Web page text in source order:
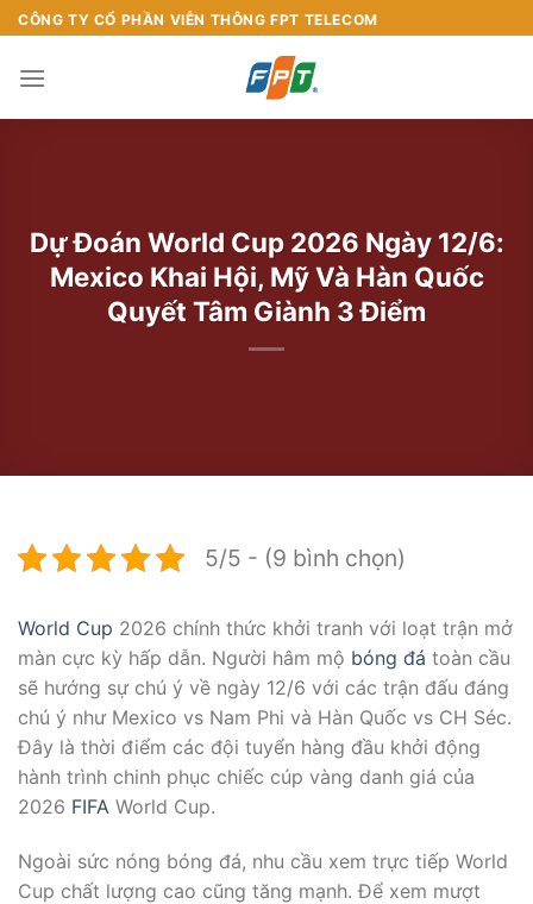
Chuyển
đến
nội
CÔNG TY CỔ PHẦN VIỄN THÔNG FPT TELECOM
Dự Đoán World Cup 2026 Ngày 12/6:
Mexico Khai Hội, Mỹ Và Hàn Quốc
Quyết Tâm Giành 3 Điểm
5/5 - (9 bình chọn)
World Cup 2026 chính thức khởi tranh với loạt trận mở
màn cực kỳ hấp dẫn. Người hâm mộ bóng đá toàn cầu
sẽ hướng sự chú ý về ngày 12/6 với các trận đấu đáng
chú ý như Mexico vs Nam Phi và Hàn Quốc vs CH Séc.
Đây là thời điểm các đội tuyển hàng đầu khởi động
hành trình chinh phục chiếc cúp vàng danh giá của
2026 FIFA World Cup.
Ngoài sức nóng bóng đá, nhu cầu xem trực tiếp World
Cup chất lượng cao cũng tăng mạnh. Để xem mượt